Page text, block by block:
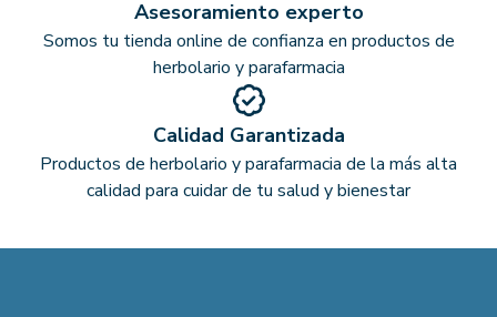
Asesoramiento experto
Somos tu tienda online de confianza en productos de
herbolario y parafarmacia
Calidad Garantizada
Productos de herbolario y parafarmacia de la más alta
calidad para cuidar de tu salud y bienestar